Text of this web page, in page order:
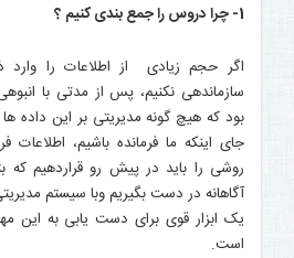
1- چرا دروس را جمع بندی کنیم ؟
اگر حجم زیادی از اطلاعات را وارد
سازماندهی نکنیم، پس از مدتی با
بود که هیچ گونه مدیریتی بر این داده
جای اینکه ما فرمانده باشیم،
روشی را باید در پیش رو قراردهیم که
آگاهانه در دست بگیریم وبا سیستم
یک ابزار قوی برای دست یابی به این
است.